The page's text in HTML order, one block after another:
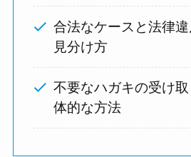
合法なケースと法律
見分け方
不要なハガキの受け
体的な方法